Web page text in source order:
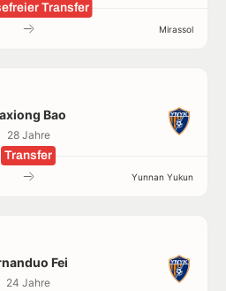
Transfer
Mirassol
Bao
28 Jahre
Transfer
Yunnan Yukun
Fei
24 Jahre